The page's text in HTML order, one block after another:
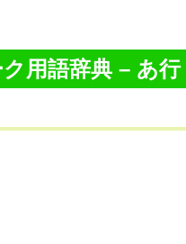
用語辞典 – あ行